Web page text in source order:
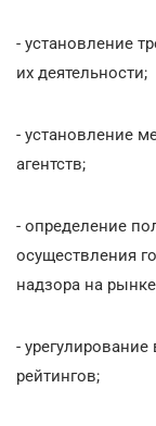
- установление
их деятельности;
- установление
агентств;
- определение
осуществления
надзора на
-
рейтингов;